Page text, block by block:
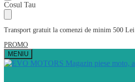
Skip
to
navigation
Skip
to
content
Cosul Tau
Transport gratuit la comenzi de minim 500 Lei
PROMO
MENIU